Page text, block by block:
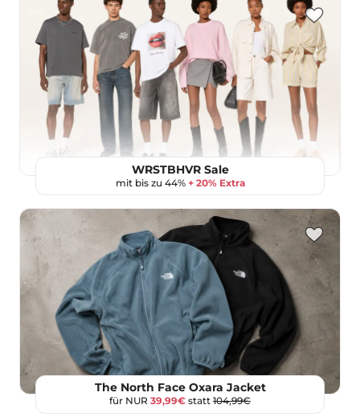
WRSTBHVR Sale
mit bis zu 44% + 20% Extra
The North Face Oxara Jacket
für NUR 39,99€ statt 104,99€